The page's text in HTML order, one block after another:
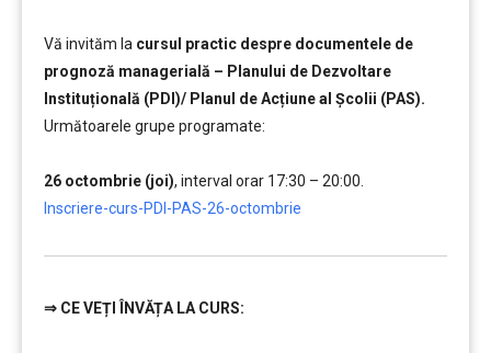
Vă invităm la cursul practic despre documentele de
prognoză managerială – Planului de Dezvoltare
Instituțională (PDI)/ Planul de Acțiune al Școlii (PAS).
Următoarele grupe programate:
26 octombrie (joi), interval orar 17:30 – 20:00.
Inscriere-curs-PDI-PAS-26-octombrie
⇒ CE VEȚI ÎNVĂȚA LA CURS: